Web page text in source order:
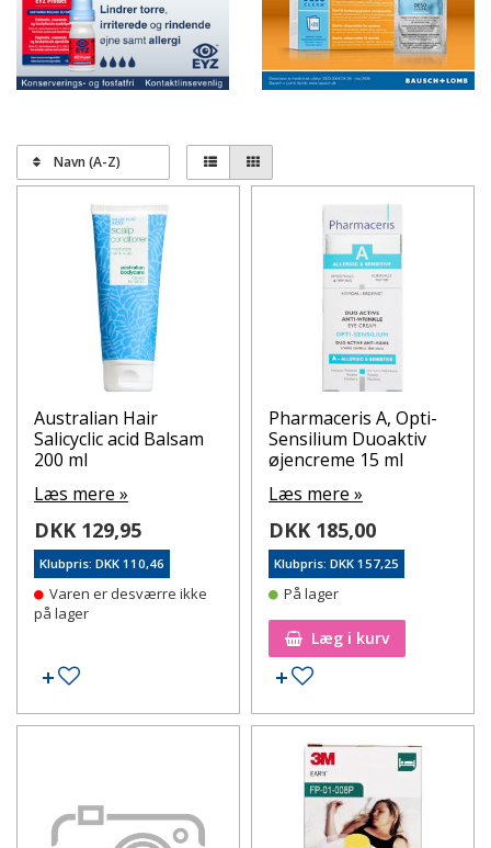
Navn (A-Z)
Australian Hair
Salicyclic acid Balsam
200 ml
Læs mere »
DKK 129,95
Klubpris: DKK 110,46
Varen er desværre ikke
på lager
Tilføj til ønskeseddel
Pharmaceris A, Opti-
Sensilium Duoaktiv
øjencreme 15 ml
Læs mere »
DKK 185,00
Klubpris: DKK 157,25
På lager
Læg i kurv
Tilføj til ønskeseddel